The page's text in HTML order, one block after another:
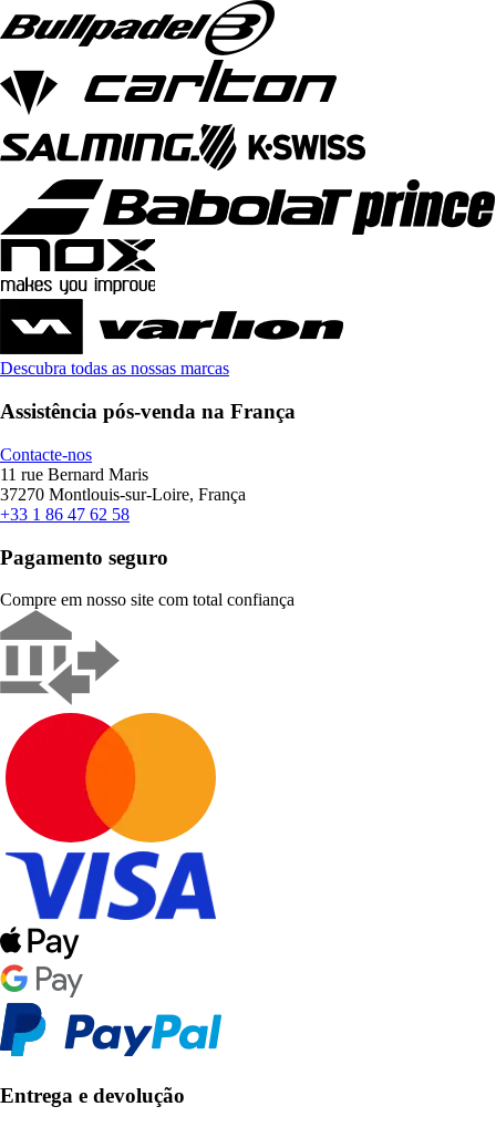
Descubra todas as nossas marcas
Assistência pós-venda na França
Contacte-nos
11 rue Bernard Maris
37270 Montlouis-sur-Loire, França
+33 1 86 47 62 58
Pagamento seguro
Compre em nosso site com total confiança
Entrega e devolução